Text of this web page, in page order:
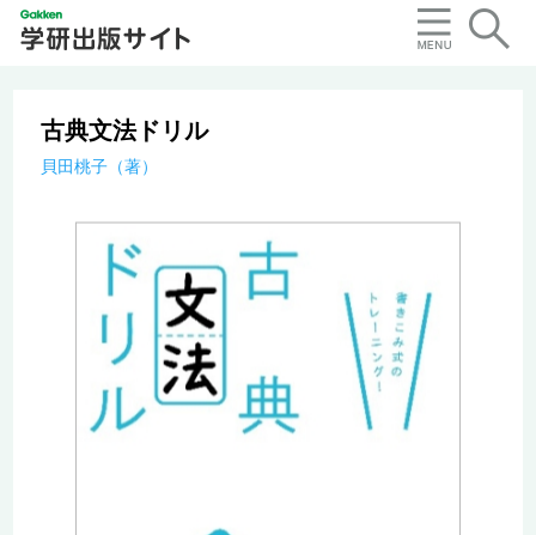
古典文法ドリル
貝田桃子（著）